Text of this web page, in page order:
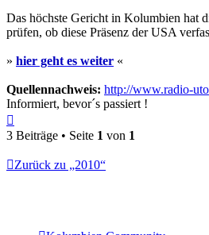
Das höchste Gericht in Kolumbien hat
prüfen, ob diese Präsenz der USA
» hier geht es weiter «
Quellennachweis: http://www.radio-
Informiert, bevor´s passiert !
oben
3 Beiträge • Seite 1 von 1
Zurück zu „2010“